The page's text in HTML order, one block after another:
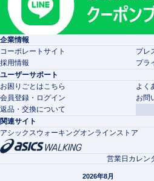
企業情報
コーポレートサイト
プレ
採用情報
プラ
ユーザーサポート
お困りごとはこちら
よく
会員登録・ログイン
お問
返品・交換について
関連サイト
アシックスウォーキングオンラインストア
営業日カレン
2026年8月